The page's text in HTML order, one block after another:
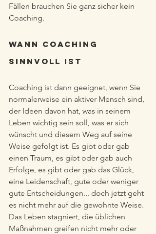
Fällen brauchen Sie ganz sicher kein
Coaching.
Wann Coaching
sinnvoll ist
Coaching ist dann geeignet, wenn Sie
normalerweise ein aktiver Mensch sind,
der Ideen davon hat, was in seinem
Leben wichtig sein soll, was er sich
wünscht und diesem Weg auf seine
Weise gefolgt ist. Es gibt oder gab
einen Traum, es gibt oder gab auch
Erfolge, es gibt oder gab das Glück,
eine Leidenschaft, gute oder weniger
gute Entscheidungen... doch jetzt geht
es nicht mehr auf die gewohnte Weise.
Das Leben stagniert, die üblichen
Maßnahmen greifen nicht mehr oder